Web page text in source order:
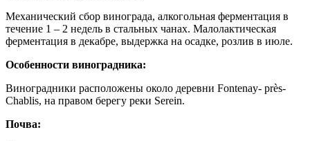
Механический сбор винограда, алкогольная ферментация в
течение 1 – 2 недель в стальных чанах. Малолактическая
ферментация в декабре, выдержка на осадке, розлив в июле.
Особенности виноградника:
Виноградники расположены около деревни Fontenay- près-
Chablis, на правом берегу реки Serein.
Почва: